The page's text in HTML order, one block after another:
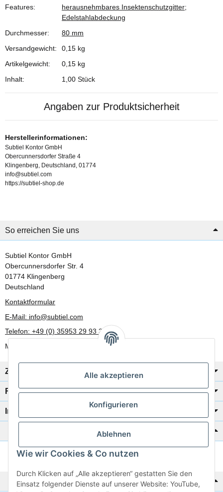
Alle akzeptieren
Konfigurieren
Ablehnen
Wie wir Cookies & Co nutzen
Durch Klicken auf „Alle akzeptieren“ gestatten Sie den
Einsatz folgender Dienste auf unserer Website: YouTube,
Features:
herausnehmbares Insektenschutzgitter;
Edelstahlabdeckung
Durchmesser:
80 mm
Versandgewicht:
0,15 kg
Artikelgewicht:
0,15 kg
Inhalt:
1,00 Stück
Angaben zur Produktsicherheit
Herstellerinformationen:
Subtiel Kontor GmbH
Obercunnersdorfer Straße 4
Klingenberg, Deutschland, 01774
info@subtiel.com
https://subtiel-shop.de
So erreichen Sie uns
Subtiel Kontor GmbH
Obercunnersdorfer Str. 4
01774 Klingenberg
Deutschland
Kontaktformular
E-Mail: info@subtiel.com
Telefon: +49 (0) 35953 29 93 30
Mo-Fr: 8:00 Uhr - 17:00 Uhr
Zahlung/Versand
Rechtliches
Informationen
Katalog zur Hand?
Zur Schnellbestellung
Noch kein Katalog?